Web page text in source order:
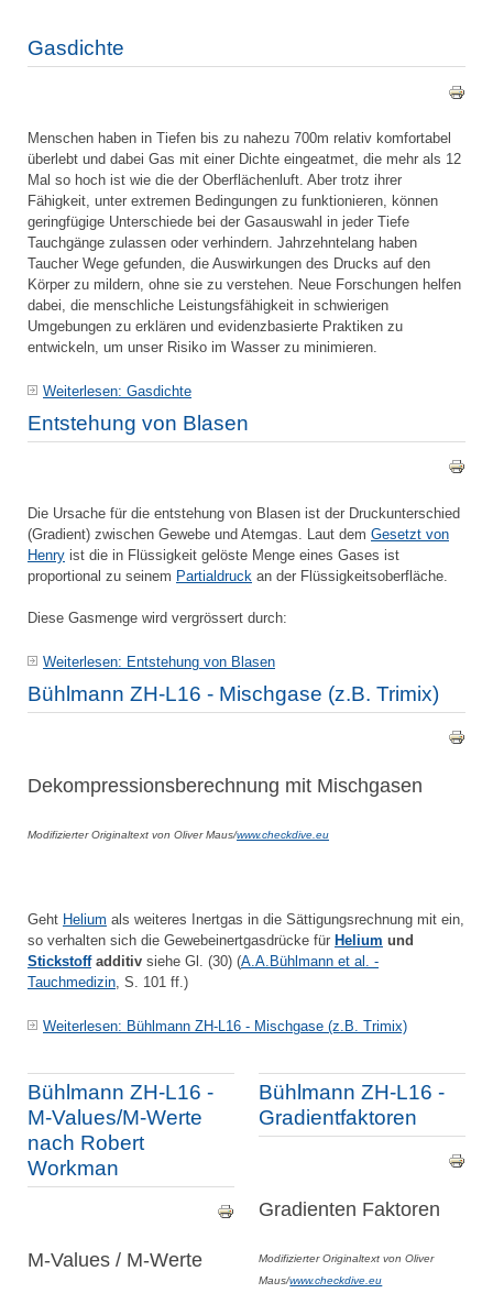
Gasdichte
Menschen haben in Tiefen bis zu nahezu 700m relativ komfortabel
überlebt und dabei Gas mit einer Dichte eingeatmet, die mehr als 12
Mal so hoch ist wie die der Oberflächenluft. Aber trotz ihrer
Fähigkeit, unter extremen Bedingungen zu funktionieren, können
geringfügige Unterschiede bei der Gasauswahl in jeder Tiefe
Tauchgänge zulassen oder verhindern. Jahrzehntelang haben
Taucher Wege gefunden, die Auswirkungen des Drucks auf den
Körper zu mildern, ohne sie zu verstehen. Neue Forschungen helfen
dabei, die menschliche Leistungsfähigkeit in schwierigen
Umgebungen zu erklären und evidenzbasierte Praktiken zu
entwickeln, um unser Risiko im Wasser zu minimieren.
Weiterlesen: Gasdichte
Entstehung von Blasen
Die Ursache für die entstehung von Blasen ist der Druckunterschied
(Gradient) zwischen Gewebe und Atemgas. Laut dem Gesetzt von
Henry ist die in Flüssigkeit gelöste Menge eines Gases ist
proportional zu seinem Partialdruck an der Flüssigkeitsoberfläche.
Diese Gasmenge wird vergrössert durch:
Weiterlesen: Entstehung von Blasen
Bühlmann ZH-L16 - Mischgase (z.B. Trimix)
Dekompressionsberechnung mit Mischgasen
Modifizierter Originaltext von Oliver Maus/www.checkdive.eu
Geht Helium als weiteres Inertgas in die Sättigungsrechnung mit ein,
so verhalten sich die Gewebeinertgasdrücke für Helium und
Stickstoffadditiv siehe Gl. (30) (A.A.Bühlmann et al. -
Tauchmedizin S. 101 ff.)
Weiterlesen: Bühlmann ZH-L16 - Mischgase (z.B. Trimix)
Bühlmann ZH-L16 -
M-Values/M-Werte
nach Robert
Workman
M-Values / M-Werte
Bühlmann ZH-L16 -
Gradientfaktoren
Gradienten Faktoren
Modifizierter Originaltext von Oliver
Maus/www.checkdive.eu